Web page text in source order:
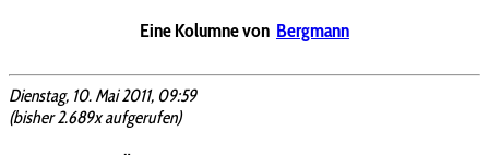
Eine Kolumne von Bergmann
Dienstag, 10. Mai 2011, 09:59
(bisher 2.689x aufgerufen)